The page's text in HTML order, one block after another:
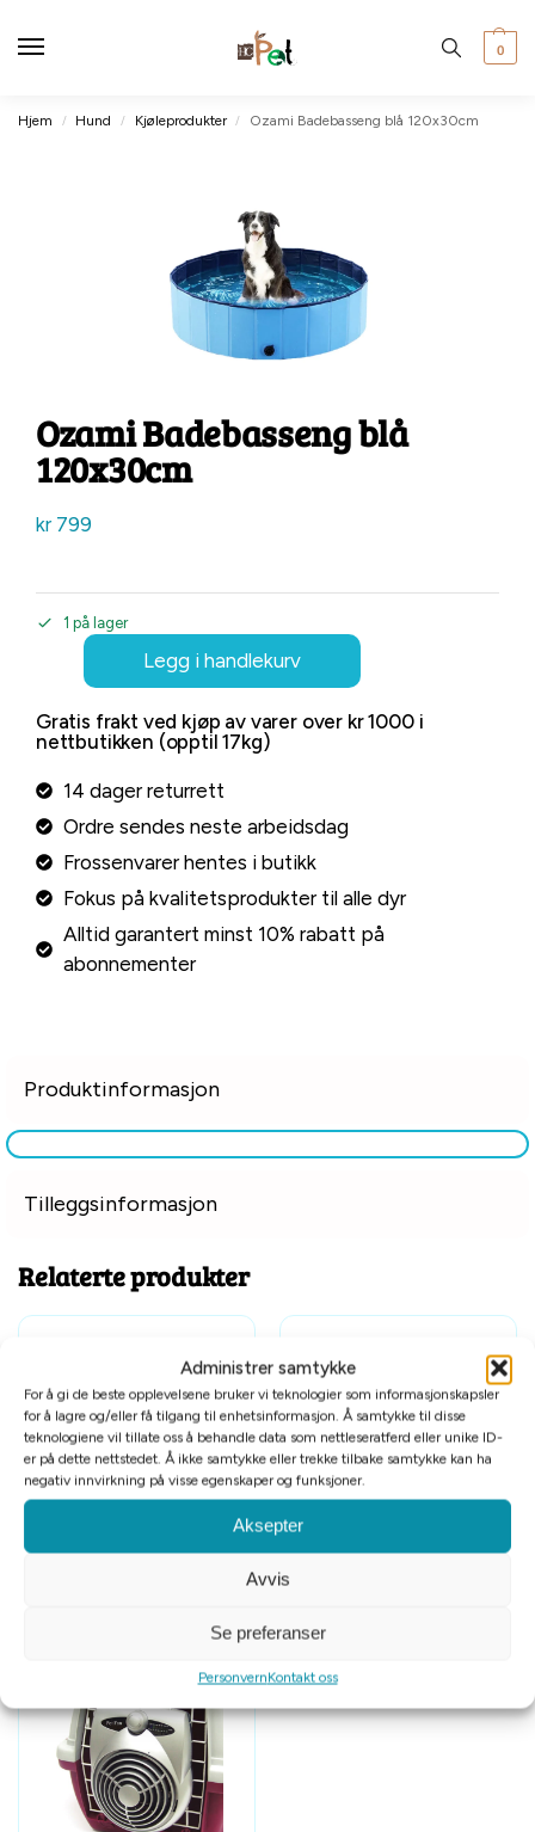
Administrer samtykke
For å gi de beste opplevelsene bruker vi teknologier som informasjonskapsler
for å lagre og/eller få tilgang til enhetsinformasjon. Å samtykke til disse
teknologiene vil tillate oss å behandle data som nettleseratferd eller unike ID-
er på dette nettstedet. Å ikke samtykke eller trekke tilbake samtykke kan ha
negativ innvirkning på visse egenskaper og funksjoner.
Aksepter
Avvis
Se preferanser
PersonvernKontakt oss
0
Hjem / Hund / Kjøleprodukter / Ozami Badebasseng blå 120x30cm
Ozami Badebasseng blå
120x30cm
kr799
1 på lager
Legg i handlekurv
Gratis frakt ved kjøp av varer over kr 1000 i
nettbutikken (opptil 17kg)
14 dager returrett
Ordre sendes neste arbeidsdag
Frossenvarer hentes i butikk
Fokus på kvalitetsprodukter til alle dyr
Alltid garantert minst 10% rabatt på
abonnementer
Produktinformasjon
Tilleggsinformasjon
Relaterte produkter
Globus bagasjeromskrok 19cm
kjøling S/M